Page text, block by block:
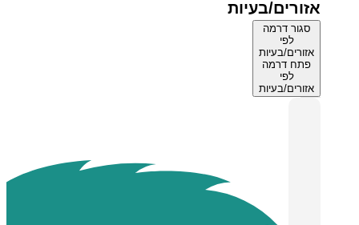
אזורים/בעיות
סגור דרמה
לפי
אזורים/בעיות
פתח דרמה
לפי
אזורים/בעיות